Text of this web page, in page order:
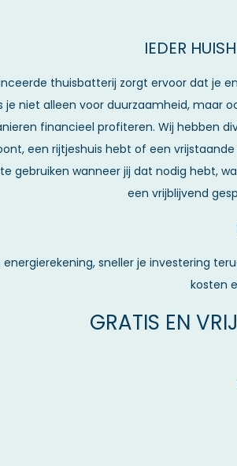
IEDER
thuisbatterij zorgt ervoor dat je
je niet alleen voor duurzaamheid, maar
financieel profiteren. Wij hebben
een rijtjeshuis hebt of een
gebruiken wanneer jij dat nodig hebt,
een vrijblijvend
energierekening, sneller je investering
kosten
GRATIS EN